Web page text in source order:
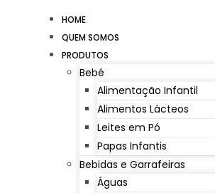
HOME
QUEM SOMOS
PRODUTOS
Bebé
Alimentação Infantil
Alimentos Lácteos
Leites em Pó
Papas Infantis
Bebidas e Garrafeiras
Águas